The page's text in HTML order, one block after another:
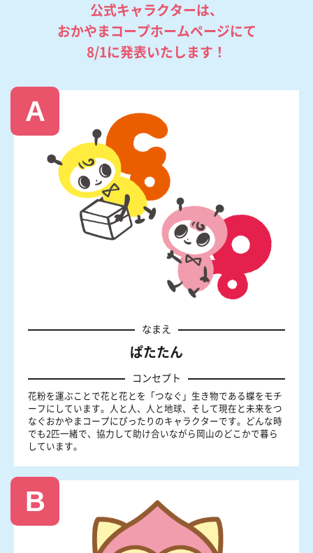
公式キャラクターは、
おかやまコープホームページにて
8/1に発表いたします！
A
なまえ
ぱたたん
コンセプト
花粉を運ぶことで花と花とを「つなぐ」生き物である蝶をモチ
ーフにしています。人と人、人と地球、そして現在と未来をつ
なぐおかやまコープにぴったりのキャラクターです。どんな時
でも2匹一緒で、協力して助け合いながら岡山のどこかで暮ら
しています。
B